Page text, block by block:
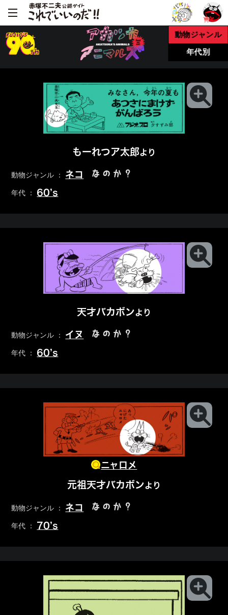
動物ジャンル
年代別
もーれつア太郎より
動物ジャンル ： ネコ なのか？
年代 ： 60’s
天才バカボンより
動物ジャンル ： イヌ なのか？
年代 ： 60’s
ニャロメ
元祖天才バカボンより
動物ジャンル ： ネコ なのか？
年代 ： 70’s